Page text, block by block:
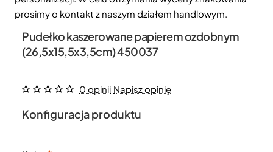
prosimy o kontakt z naszym działem handlowym.
Pudełko kaszerowane papierem ozdobnym
(26,5x15,5x3,5cm) 450037
0 opinii Napisz opinię
Konfiguracja produktu